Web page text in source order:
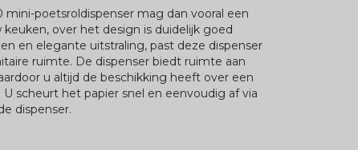
poetsroldispenser mag dan vooral een
over het design is duidelijk goed
en elegante uitstraling, past deze dispenser
ruimte. De dispenser biedt ruimte aan
u altijd de beschikking heeft over een
scheurt het papier snel en eenvoudig af via
dispenser.